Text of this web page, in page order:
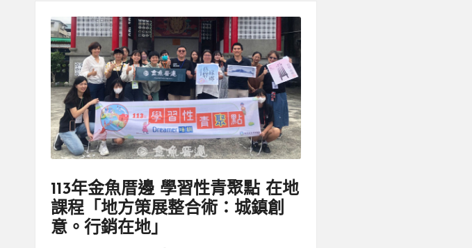
邊
緣
鄉
微
體
驗
113年金魚厝邊 學習性青聚點 在地
課程「地方策展整合術：城鎮創
意。行銷在地」